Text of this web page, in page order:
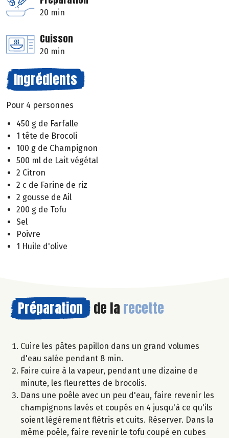
20 min
Cuisson
20 min
Ingrédients
Pour 4 personnes
450 g de Farfalle
1 tête de Brocoli
100 g de Champignon
500 ml de Lait végétal
2 Citron
2 c de Farine de riz
2 gousse de Ail
200 g de Tofu
Sel
Poivre
1 Huile d'olive
Préparation de la recette
Cuire les pâtes papillon dans un grand volumes
d'eau salée pendant 8 min.
Faire cuire à la vapeur, pendant une dizaine de
minute, les fleurettes de brocolis.
Dans une poêle avec un peu d'eau, faire revenir les
champignons lavés et coupés en 4 jusqu'à ce qu'ils
soient légèrement flétris et cuits. Réserver. Dans la
même poêle, faire revenir le tofu coupé en cubes